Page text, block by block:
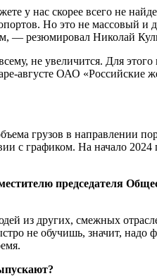
у нас скорее всего не
Но это не массовый и
— резюмировал Николай
не увеличится. Для
августе ОАО «Российские
грузов в направлении
графиком. На начало 2024
председателя
из других, смежных
не обучишь, значит, надо